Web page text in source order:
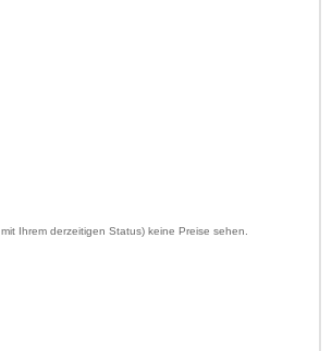
Ihrem derzeitigen Status) keine Preise sehen.